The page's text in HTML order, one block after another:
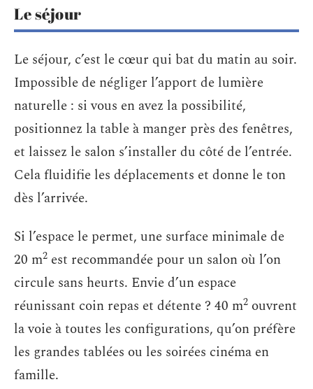
Le séjour
Le séjour, c’est le cœur qui bat du matin au soir.
Impossible de négliger l’apport de lumière
naturelle : si vous en avez la possibilité,
positionnez la table à manger près des fenêtres,
et laissez le salon s’installer du côté de l’entrée.
Cela fluidifie les déplacements et donne le ton
dès l’arrivée.
Si l’espace le permet, une surface minimale de
20 m2 est recommandée pour un salon où l’on
circule sans heurts. Envie d’un espace
réunissant coin repas et détente ? 40 m2 ouvrent
la voie à toutes les configurations, qu’on préfère
les grandes tablées ou les soirées cinéma en
famille.